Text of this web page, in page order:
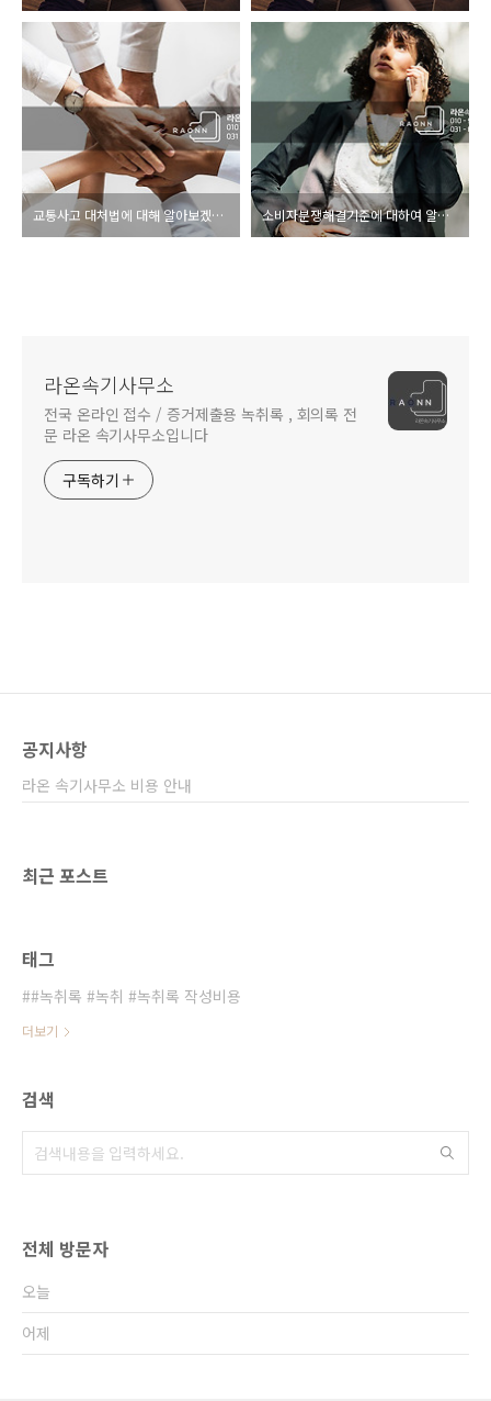
교통사고 대처법에 대해 알아보겠습니다 소비자분쟁해결기준에 대하여 알아보겠습니다
라온속기사무소
전국 온라인 접수 / 증거제출용 녹취록 , 회의록 전
문 라온 속기사무소입니다
구독하기
공지사항
라온 속기사무소 비용 안내
최근 포스트
태그
#녹취록 #녹취 #녹취록 작성비용
더보기
검색
전체 방문자
오늘
어제